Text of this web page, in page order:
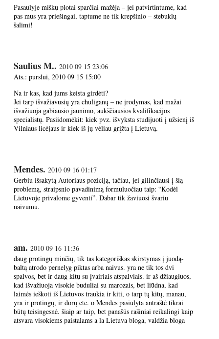
Pasaulyje miškų plotai sparčiai mažėja – jei patvirtintume, kad
pas mus yra priešingai, taptume ne tik krepšinio – stebuklų
šalimi!
Saulius M.. 2010 09 15 23:06
Ats.: purslui, 2010 09 15 15:00
Na ir kas, kad jums keista girdėti?
Jei tarp išvažiavusių yra chuliganų – ne įrodymas, kad mažai
išvažiuoja gabiausio jaunimo, aukščiausios kvalifikacijos
specialistų. Pasiidomėkit: kiek pvz. išvyksta studijuoti į užsienį iš
Vilniaus licėjaus ir kiek iš jų vėliau grįžta į Lietuvą.
Mendes. 2010 09 16 01:17
Gerbiu išsakytą Autoriaus poziciją, tačiau, jei gilinčiausi į šią
problemą, straipsnio pavadinimą formuluočiau taip: “Kodėl
Lietuvoje privalome gyventi”. Dabar tik žaviuosi švariu
naivumu.
am. 2010 09 16 11:36
daug protingų minčių, tik tas kategoriškas skirstymas į juodą-
baltą atrodo pernelyg piktas arba naivus. yra ne tik tos dvi
spalvos, bet ir daug kitų su įvairiais atspalviais. ir aš džiaugiuos,
kad išvažiuoja visokie buduliai su marozais, bet liūdna, kad
laimės ieškoti iš Lietuvos traukia ir kiti, o tarp tų kitų, manau,
yra ir protingų, ir dorų etc. o Mendes pasiūlyta antraštė tikrai
būtų teisingesnė. šiaip ar taip, bet panašūs rašiniai reikalingi kaip
atsvara visokiems paistalams a la Lietuva bloga, valdžia bloga